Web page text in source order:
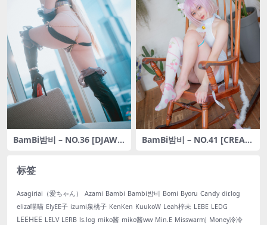
BamBi밤비 – NO.36 [DJAW
BamBi밤비 – NO.41 [CREAM
标签
Asagiriai（愛ちゃん） Azami Bambi Bambi밤비 Bomi Byoru Candy dir.log
eliza喵喵 ElyEE子 izumi泉桃子 KenKen KuukoW Leah梓未 LEBE LEDG
LEEHEE LELV LERB ls.log miko酱 miko酱ww Min.E MisswarmJ Money冷冷